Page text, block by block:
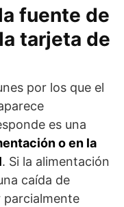
fuente de
tarjeta de
por los que el
es una
o en la
. Si la alimentación
caída de
parcialmente